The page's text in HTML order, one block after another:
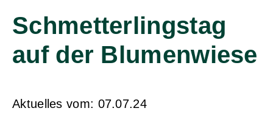
Schmetterlingstag
auf der Blumenwiese
Aktuelles vom: 07.07.24